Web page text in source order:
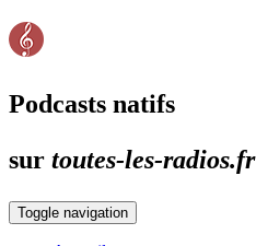
Podcasts natifs
sur toutes-les-radios.fr
Toggle navigation